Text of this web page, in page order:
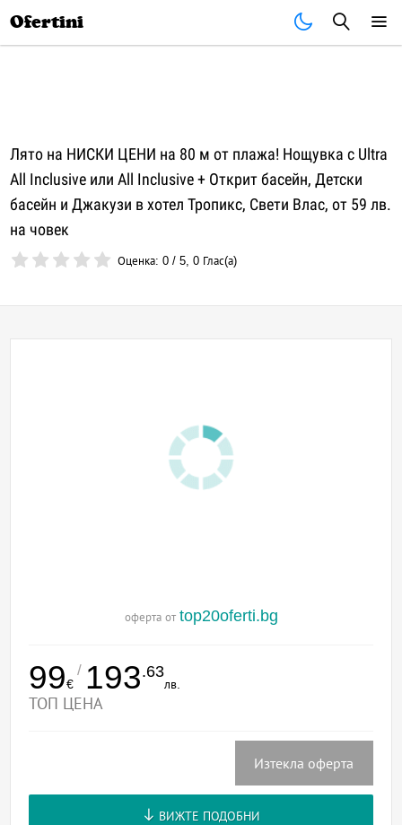
Ofertini
Лято на НИСКИ ЦЕНИ на 80 м от плажа! Нощувка с Ultra
All Inclusive или All Inclusive + Открит басейн, Детски
басейн и Джакузи в хотел Тропикс, Свети Влас, от 59 лв.
на човек
Оценка:0 /5,0 Глас(а)
оферта от top20oferti.bg
99€
/ 193.63
лв.
ТОП ЦЕНА
Изтекла оферта
ВИЖТЕ ПОДОБНИ